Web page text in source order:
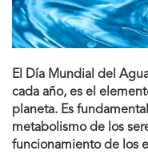
El Día Mundial del
cada año, es el
planeta. Es
metabolismo de los
funcionamiento de los